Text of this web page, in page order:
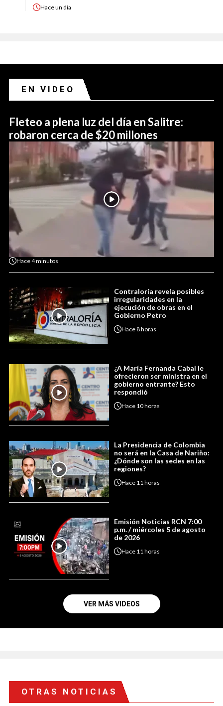
Haceun día
EN VIDEO
Fleteo a plena luz del día en Salitre:
robaron cerca de $20 millones
Hace4 minutos
Contraloría revela posibles
irregularidades en la
ejecución de obras en el
Gobierno Petro
Hace8 horas
¿A María Fernanda Cabal le
ofrecieron ser ministra en el
gobierno entrante? Esto
respondió
Hace 10 horas
La Presidencia de Colombia
no será en la Casa de Nariño:
¿Dónde son las sedes en las
regiones?
Hace 11 horas
Emisión Noticias RCN 7:00
p.m. / miércoles 5 de agosto
de 2026
Hace 11 horas
VER MÁS VIDEOS
OTRAS NOTICIAS